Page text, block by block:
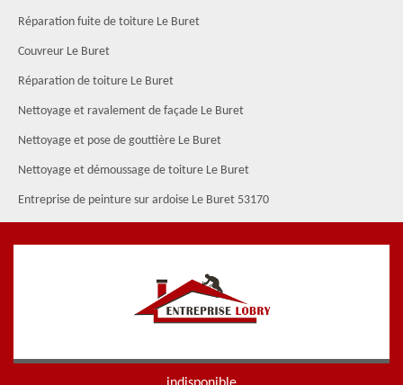
Réparation fuite de toiture Le Buret
Couvreur Le Buret
Réparation de toiture Le Buret
Nettoyage et ravalement de façade Le Buret
Nettoyage et pose de gouttière Le Buret
Nettoyage et démoussage de toiture Le Buret
Entreprise de peinture sur ardoise Le Buret 53170